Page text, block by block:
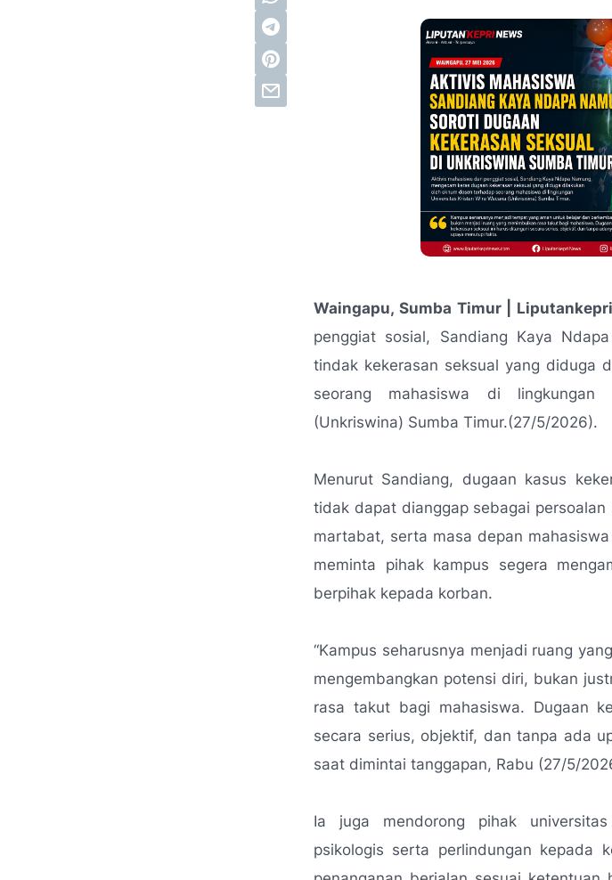
Waingapu, Sumba Timur |
penggiat sosial, Sandiang Kaya
tindak kekerasan seksual yang diduga
seorang mahasiswa di lingkungan
(Unkriswina) Sumba Timur.(27/5/2026).
Menurut Sandiang, dugaan kasus
tidak dapat dianggap sebagai
martabat, serta masa depan
meminta pihak kampus segera
berpihak kepada korban.
“Kampus seharusnya menjadi ruang
mengembangkan potensi diri, bukan
rasa takut bagi mahasiswa. Dugaan
secara serius, objektif, dan tanpa ada
saat dimintai tanggapan, Rabu (27/5/
Ia juga mendorong pihak
psikologis serta perlindungan kepada